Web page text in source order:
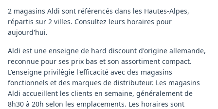
2 magasins Aldi sont référencés dans les Hautes-Alpes,
répartis sur 2 villes. Consultez leurs horaires pour
aujourd'hui.
Aldi est une enseigne de hard discount d'origine allemande,
reconnue pour ses prix bas et son assortiment compact.
L'enseigne privilégie l'efficacité avec des magasins
fonctionnels et des marques de distributeur. Les magasins
Aldi accueillent les clients en semaine, généralement de
8h30 à 20h selon les emplacements. Les horaires sont